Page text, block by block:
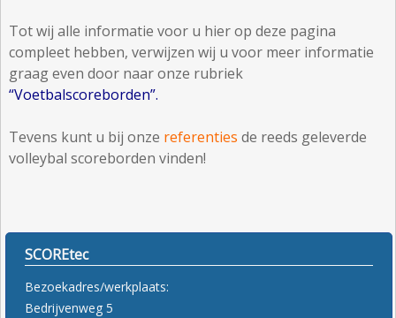
Tot wij alle informatie voor u hier op deze pagina
compleet hebben, verwijzen wij u voor meer informatie
graag even door naar onze rubriek
“Voetbalscoreborden”.
Tevens kunt u bij onze referentiesde reeds geleverde
volleybal scoreborden vinden!
SCOREtec
Bezoekadres/werkplaats:
Bedrijvenweg 5